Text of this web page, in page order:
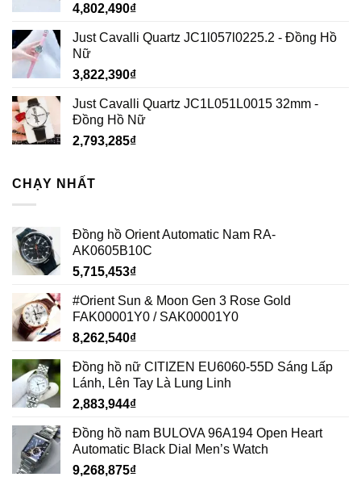
4,802,490₫
Just Cavalli Quartz JC1l057l0225.2 - Đồng Hồ
Nữ
3,822,390₫
Just Cavalli Quartz JC1L051L0015 32mm -
Đồng Hồ Nữ
2,793,285₫
CHẠY NHẤT
Đồng hồ Orient Automatic Nam RA-
AK0605B10C
5,715,453₫
#Orient Sun & Moon Gen 3 Rose Gold
FAK00001Y0 / SAK00001Y0
8,262,540₫
Đồng hồ nữ CITIZEN EU6060-55D Sáng Lấp
Lánh, Lên Tay Là Lung Linh
2,883,944₫
Đồng hồ nam BULOVA 96A194 Open Heart
Automatic Black Dial Men’s Watch
9,268,875₫